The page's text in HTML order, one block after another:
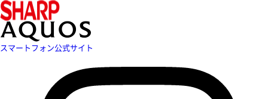
スマートフォン公式サイト